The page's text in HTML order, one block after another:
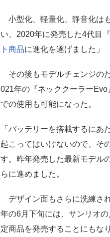
小型化、軽量化、静音化は
い、2020年に発売した4代目
ト商品に進化を遂げました」
その後もモデルチェンジの
021年の『ネッククーラー
での使用も可能になった。
「バッテリーを搭載するに
起こってはいけないので、そ
す。昨年発売した最新モデル
らに進めました。
デザイン面もさらに洗練さ
年の6月下旬には、サンリオ
定商品を発売することにもな